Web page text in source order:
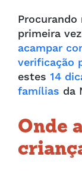
primeira
acampar
verificação
estes 14
famílias da
Onde